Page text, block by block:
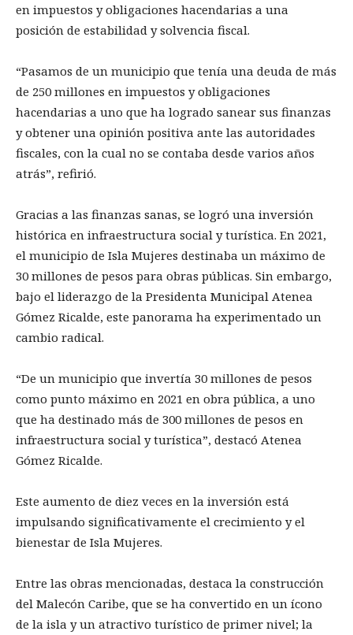
en impuestos y obligaciones hacendarias a una
posición de estabilidad y solvencia fiscal.
“Pasamos de un municipio que tenía una deuda de más
de 250 millones en impuestos y obligaciones
hacendarias a uno que ha logrado sanear sus finanzas
y obtener una opinión positiva ante las autoridades
fiscales, con la cual no se contaba desde varios años
atrás”, refirió.
Gracias a las finanzas sanas, se logró una inversión
histórica en infraestructura social y turística. En 2021,
el municipio de Isla Mujeres destinaba un máximo de
30 millones de pesos para obras públicas. Sin embargo,
bajo el liderazgo de la Presidenta Municipal Atenea
Gómez Ricalde, este panorama ha experimentado un
cambio radical.
“De un municipio que invertía 30 millones de pesos
como punto máximo en 2021 en obra pública, a uno
que ha destinado más de 300 millones de pesos en
infraestructura social y turística”, destacó Atenea
Gómez Ricalde.
Este aumento de diez veces en la inversión está
impulsando significativamente el crecimiento y el
bienestar de Isla Mujeres.
Entre las obras mencionadas, destaca la construcción
del Malecón Caribe, que se ha convertido en un ícono
de la isla y un atractivo turístico de primer nivel; la